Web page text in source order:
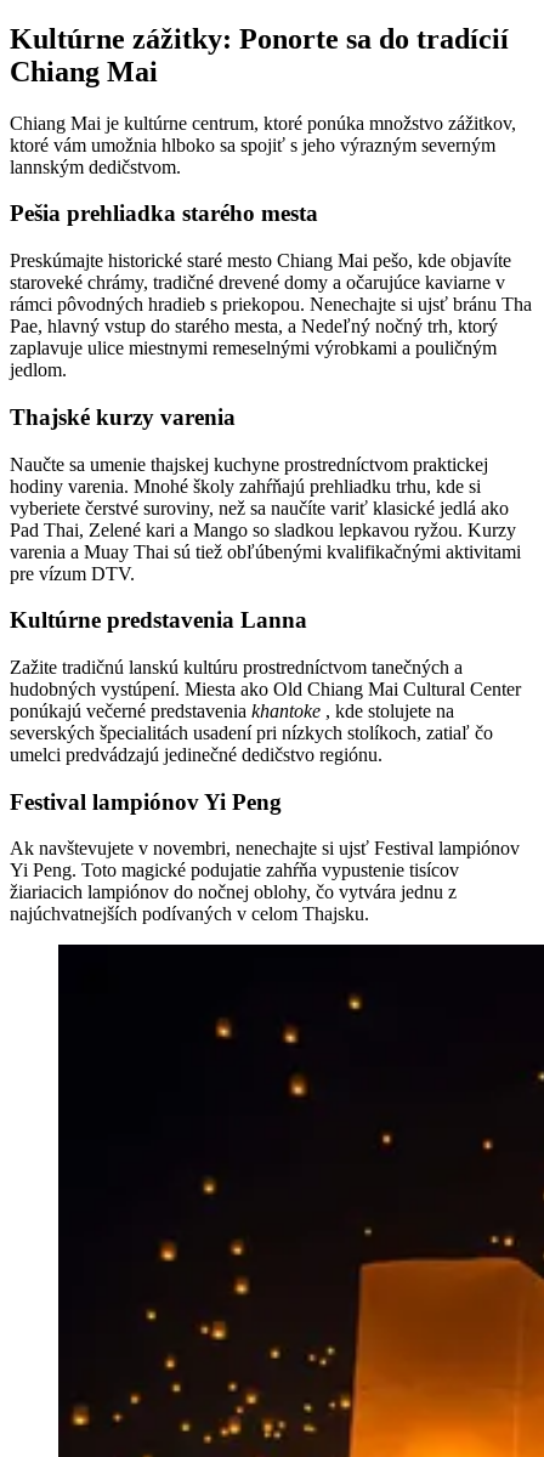
Kultúrne zážitky: Ponorte sa do tradícií
Chiang Mai
Chiang Mai je kultúrne centrum, ktoré ponúka množstvo zážitkov,
ktoré vám umožnia hlboko sa spojiť s jeho výrazným severným
lannským dedičstvom.
Pešia prehliadka starého mesta
Preskúmajte historické staré mesto Chiang Mai pešo, kde objavíte
staroveké chrámy, tradičné drevené domy a očarujúce kaviarne v
rámci pôvodných hradieb s priekopou. Nenechajte si ujsť bránu Tha
Pae, hlavný vstup do starého mesta, a Nedeľný nočný trh, ktorý
zaplavuje ulice miestnymi remeselnými výrobkami a pouličným
jedlom.
Thajské kurzy varenia
Naučte sa umenie thajskej kuchyne prostredníctvom praktickej
hodiny varenia. Mnohé školy zahŕňajú prehliadku trhu, kde si
vyberiete čerstvé suroviny, než sa naučíte variť klasické jedlá ako
Pad Thai, Zelené kari a Mango so sladkou lepkavou ryžou. Kurzy
varenia a Muay Thai sú tiež obľúbenými kvalifikačnými aktivitami
pre vízum DTV.
Kultúrne predstavenia Lanna
Zažite tradičnú lanskú kultúru prostredníctvom tanečných a
hudobných vystúpení. Miesta ako Old Chiang Mai Cultural Center
ponúkajú večerné predstavenia khantoke , kde stolujete na
severských špecialitách usadení pri nízkych stolíkoch, zatiaľ čo
umelci predvádzajú jedinečné dedičstvo regiónu.
Festival lampiónov Yi Peng
Ak navštevujete v novembri, nenechajte si ujsť Festival lampiónov
Yi Peng. Toto magické podujatie zahŕňa vypustenie tisícov
žiariacich lampiónov do nočnej oblohy, čo vytvára jednu z
najúchvatnejších podívaných v celom Thajsku.